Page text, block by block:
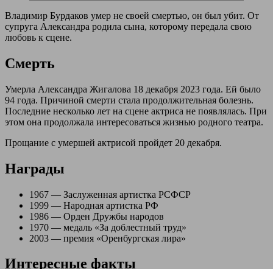
Владимир Бурдаков умер не своей смертью, он был убит. От
супруга Александра родила сына, которому передала свою
любовь к сцене.
Смерть
Умерла Александра Жигалова 18 декабря 2023 года. Ей было
94 года. Причиной смерти стала продолжительная болезнь.
Последние несколько лет на сцене актриса не появлялась. При
этом она продолжала интересоваться жизнью родного театра.
Прощание с умершей актрисой пройдет 20 декабря.
Награды
1967 — Заслуженная артистка РСФСР
1999 — Народная артистка РФ
1986 — Орден Дружбы народов
1970 — медаль «За доблестный труд»
2003 — премия «Оренбургская лира»
Интересные факты